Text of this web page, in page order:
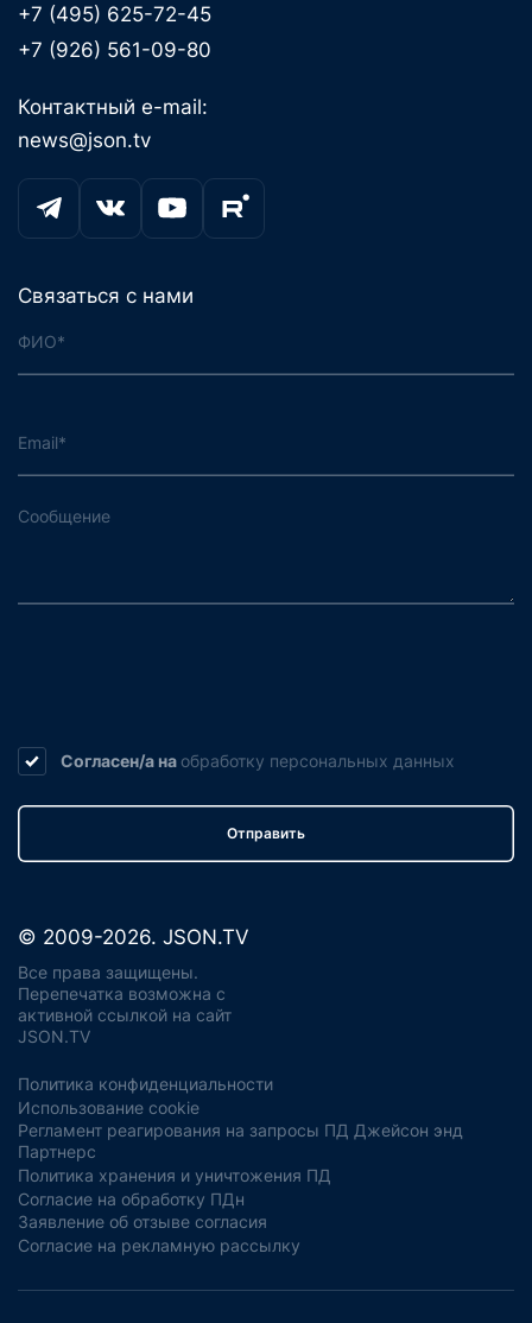
+7 (495) 625-72-45
+7 (926) 561-09-80
Контактный e-mail:
news@json.tv
Связаться с нами
Согласен/а на обработку персональных данных
Отправить
© 2009-2026. JSON.TV
Все права защищены.
Перепечатка возможна с
активной ссылкой на сайт
JSON.TV
Политика конфиденциальности
Использование cookie
Регламент реагирования на запросы ПД Джейсон энд
Партнерс
Политика хранения и уничтожения ПД
Согласие на обработку ПДн
Заявление об отзыве согласия
Согласие на рекламную рассылку